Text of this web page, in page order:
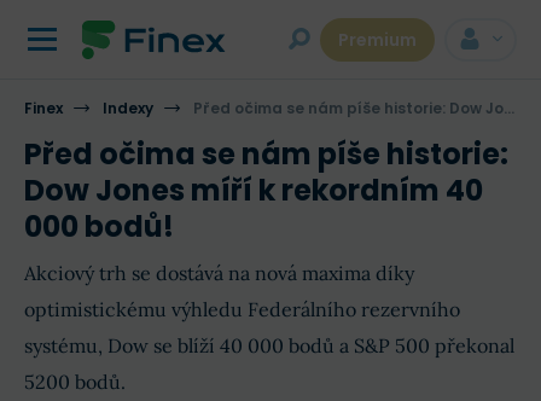
Premium
Finex Indexy Před očima se nám píše historie: Dow Jones míří k rekordním 40 000 bodů!
Před očima se nám píše historie:
Dow Jones míří k rekordním 40
000 bodů!
Akciový trh se dostává na nová maxima díky
optimistickému výhledu Federálního rezervního
systému, Dow se blíží 40 000 bodů a S&P 500 překonal
5200 bodů.